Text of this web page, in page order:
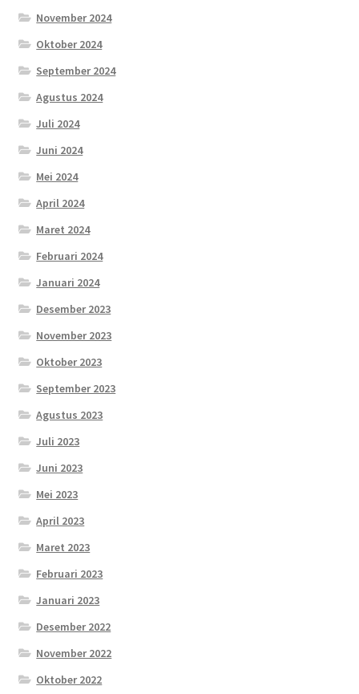
November 2024
Oktober 2024
September 2024
Agustus 2024
Juli 2024
Juni 2024
Mei 2024
April 2024
Maret 2024
Februari 2024
Januari 2024
Desember 2023
November 2023
Oktober 2023
September 2023
Agustus 2023
Juli 2023
Juni 2023
Mei 2023
April 2023
Maret 2023
Februari 2023
Januari 2023
Desember 2022
November 2022
Oktober 2022